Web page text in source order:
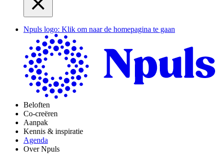
Npuls logo: Klik om naar de homepagina te gaan
Beloften
Co-creëren
Aanpak
Kennis & inspiratie
Agenda
Over Npuls